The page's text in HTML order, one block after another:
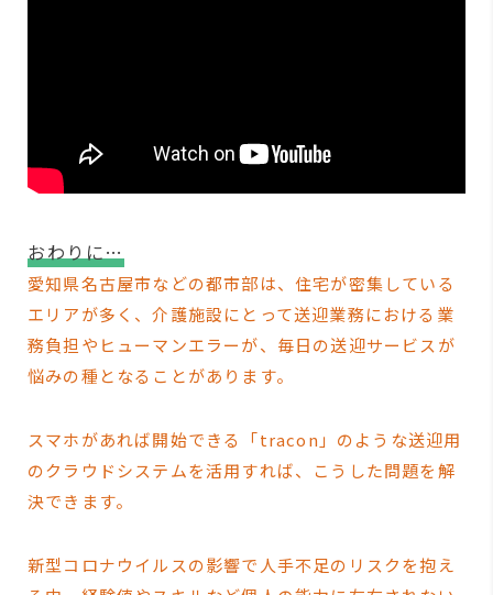
おわりに…
愛知県名古屋市などの都市部は、住宅が密集している
エリアが多く、介護施設にとって送迎業務における業
務負担やヒューマンエラーが、毎日の送迎サービスが
悩みの種となることがあります。
スマホがあれば開始できる「tracon」のような送迎用
のクラウドシステムを活用すれば、こうした問題を解
決できます。
新型コロナウイルスの影響で人手不足のリスクを抱え